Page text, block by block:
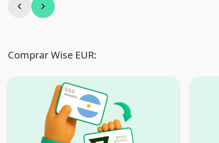
chevron_left chevron_right
Comprar Wise EUR: